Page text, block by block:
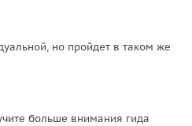
но пройдет в таком же
больше внимания гида